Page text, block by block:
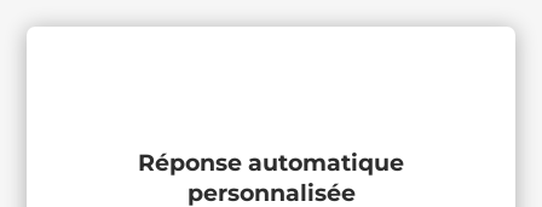
Réponse automatique
personnalisée